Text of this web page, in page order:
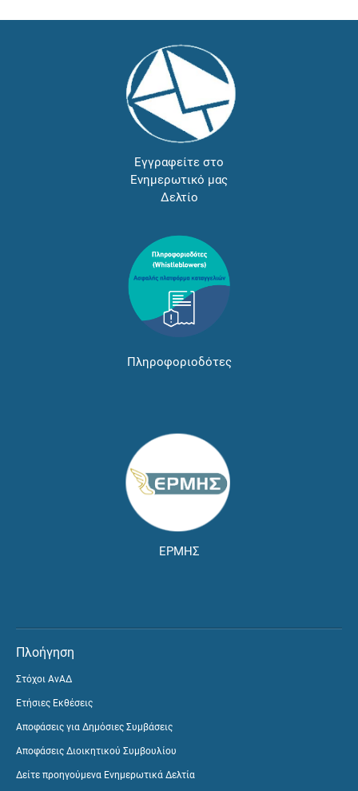
Εγγραφείτε στο
Ενημερωτικό μας
Δελτίο
Πληροφοριοδότες
ΕΡΜΗΣ
Πλοήγηση
Στόχοι ΑνΑΔ
Ετήσιες Εκθέσεις
Αποφάσεις για Δημόσιες Συμβάσεις
Αποφάσεις Διοικητικού Συμβουλίου
Δείτε προηγούμενα Ενημερωτικά Δελτία